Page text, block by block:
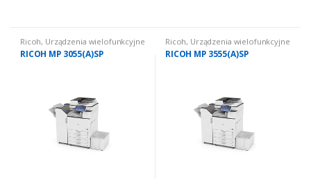
Ricoh, Urządzenia wielofunkcyjne
używane ,Urządzenia
wielofunkcyjne używane: czarno
RICOH MP 3055(A)SP
Ricoh, Urządzenia wielofunkcyjne
używane ,Urządzenia
wielofunkcyjne używane: czarno
RICOH MP 3555(A)SP